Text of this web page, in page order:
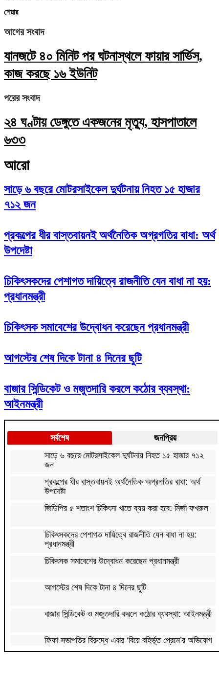
শেয়ার
আগের সংবাদ
যানজটে ৪০ মিনিট পর ঘটনাস্থলে ফায়ার সার্ভিস,
কাজ করছে ১৬ ইউনিট
পরের সংবাদ
২৪ ঘণ্টায় ডেঙ্গুতে একজনের মৃত্যু, হাসপাতালে
৬৩৩
আরো
সাড়ে ৬ বছরে মোটরসাইকেল দুর্ঘটনায় নিহত ১৫ হাজার
৭১২ জন
প্রকল্পের ধীর বাস্তবায়নই অর্থনৈতিক অগ্রগতির বাধা: অর্থ
উপদেষ্টা
চিকিৎসকদের পেশাগত দায়িত্বে রাজনীতি যেন বাধা না হয়:
প্রধানমন্ত্রী
চিকিৎসক সমাবেশের উদ্বোধন করেছেন প্রধানমন্ত্রী
আগস্টের শেষ দিকে টানা ৪ দিনের ছুটি
বাজার সিন্ডিকেট ও মজুতদারি করলে কঠোর ব্যবস্থা:
আইনমন্ত্রী
সর্বশেষ
জনপ্রিয়
সাড়ে ৬ বছরে মোটরসাইকেল দুর্ঘটনায় নিহত ১৫ হাজার ৭১২
জন
প্রকল্পের ধীর বাস্তবায়নই অর্থনৈতিক অগ্রগতির বাধা: অর্থ
উপদেষ্টা
জিডিপির ৫ শতাংশ চিকিৎসা খাতে ব্যয় করা হবে: মির্জা ফখরুল
চিকিৎসকদের পেশাগত দায়িত্বে রাজনীতি যেন বাধা না হয়:
প্রধানমন্ত্রী
চিকিৎসক সমাবেশের উদ্বোধন করেছেন প্রধানমন্ত্রী
আগস্টের শেষ দিকে টানা ৪ দিনের ছুটি
বাজার সিন্ডিকেট ও মজুতদারি করলে কঠোর ব্যবস্থা: আইনমন্ত্রী
ফিফা সভাপতির বিরুদ্ধে এবার ‘বিয়ে বহির্ভূত প্রেমে’র অভিযোগ